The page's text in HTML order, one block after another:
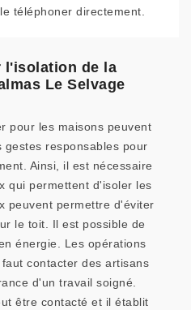
téléphoner directement.
l'isolation de la
Le Selvage
pour les maisons peuvent
responsables pour
Ainsi, il est nécessaire
qui permettent d'isoler les
peuvent permettre d'éviter
le toit. Il est possible de
énergie. Les opérations
contacter des artisans
d'un travail soigné.
être contacté et il établit